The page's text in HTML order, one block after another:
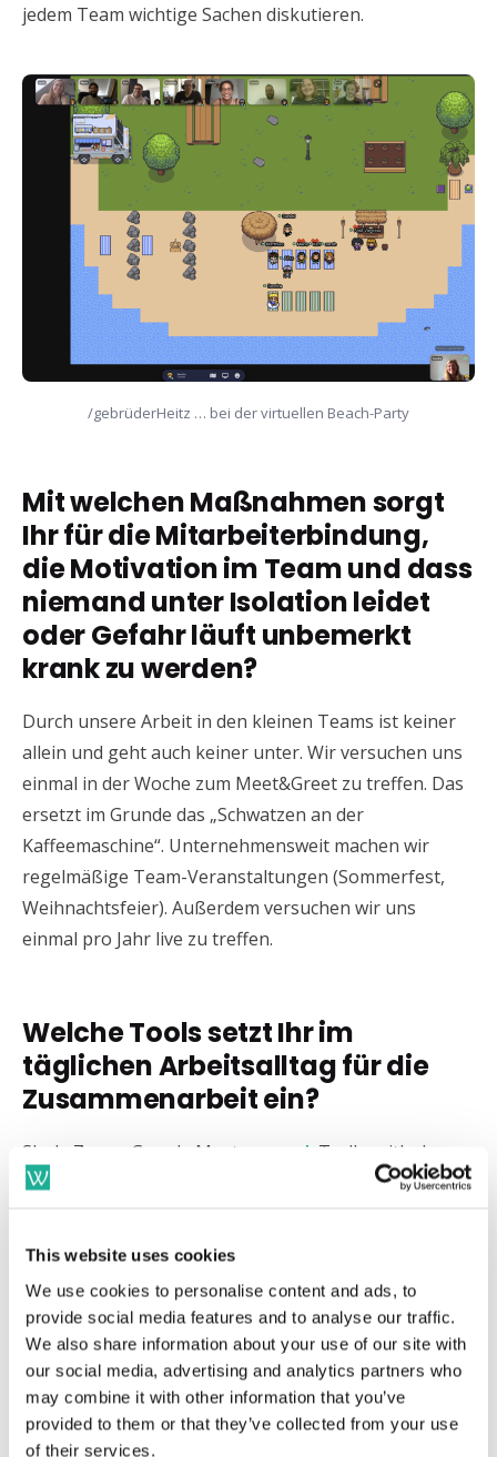
This website uses cookies
We use cookies to personalise content and ads, to
provide social media features and to analyse our traffic.
We also share information about your use of our site with
our social media, advertising and analytics partners who
may combine it with other information that you’ve
provided to them or that they’ve collected from your use
of their services.
jedem Team wichtige Sachen diskutieren.
/gebrüderHeitz … bei der virtuellen Beach-Party
Mit welchen Maßnahmen sorgt
Ihr für die Mitarbeiterbindung,
die Motivation im Team und dass
niemand unter Isolation leidet
oder Gefahr läuft unbemerkt
krank zu werden?
Durch unsere Arbeit in den kleinen Teams ist keiner
allein und geht auch keiner unter. Wir versuchen uns
einmal in der Woche zum Meet&Greet zu treffen. Das
ersetzt im Grunde das „Schwatzen an der
Kaffeemaschine“. Unternehmensweit machen wir
regelmäßige Team-Veranstaltungen (Sommerfest,
Weihnachtsfeier). Außerdem versuchen wir uns
einmal pro Jahr live zu treffen.
Welche Tools setzt Ihr im
täglichen Arbeitsalltag für die
Zusammenarbeit ein?
Slack, Zoom, Google Meet, around , Trello, github,
Notion, geekbot
Setzt Ihr auf bestimmte
Methoden wie OKR, oder
Ähnliches?
Wir bedienen uns an verschiedenen Methoden und
Frameworks und ziehen die für uns relevanten Dinge